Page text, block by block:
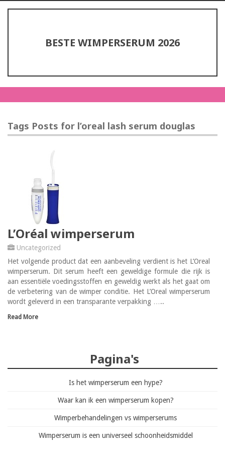
BESTE WIMPERSERUM 2026
Tags Posts for l’oreal lash serum douglas
L’Oréal wimperserum
Uncategorized
Het volgende product dat een aanbeveling verdient is het L’Oreal
wimperserum. Dit serum heeft een geweldige formule die rijk is
aan essentiële voedingsstoffen en geweldig werkt als het gaat om
de verbetering van de wimper conditie. Het L’Oreal wimperserum
wordt geleverd in een transparante verpakking …..
Read More
Pagina's
Is het wimperserum een hype?
Waar kan ik een wimperserum kopen?
Wimperbehandelingen vs wimperserums
Wimperserum is een universeel schoonheidsmiddel